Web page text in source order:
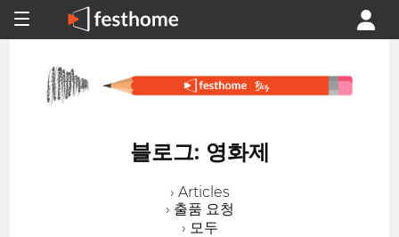
블로그: 영화제
› Articles
› 출품 요청
› 모두